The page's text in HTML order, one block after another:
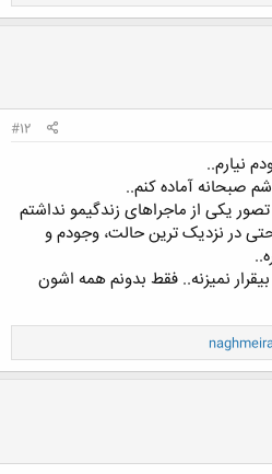
#12
نیارم..
صبحانه آماده کنم..
یکی از ماجراهای زندگیمو نداشتم
در نزدیک ترین حالت، وجودم و
نمیزنه.. فقط بدونم همه اشون